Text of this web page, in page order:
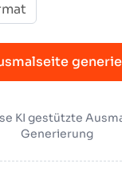
KI gestützte
Generierung